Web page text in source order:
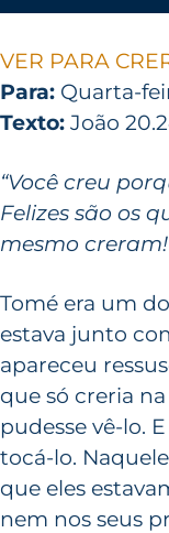
VER PARA
Para: Quarta-
Texto: João
“Você creu
Felizes são os
mesmo
Tomé era um
estava junto
apareceu
que só creria
pudesse vê-lo.
tocá-lo.
que eles
nem nos seus